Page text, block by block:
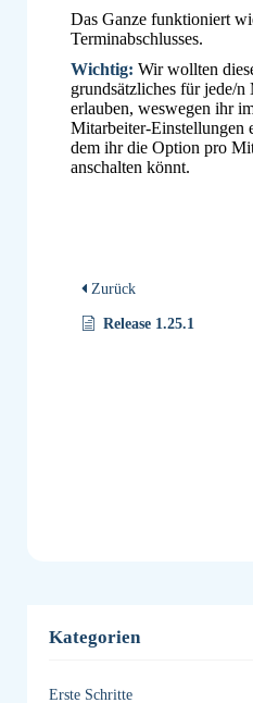
Kategorien
Erste Schritte
Das Ganze funktioniert
Terminabschlusses.
Wichtig: Wir wollten
grundsätzliches für jede/
erlauben, weswegen ihr
Mitarbeiter-Einstellungen
dem ihr die Option pro
anschalten könnt.
Zurück
Release 1.25.1